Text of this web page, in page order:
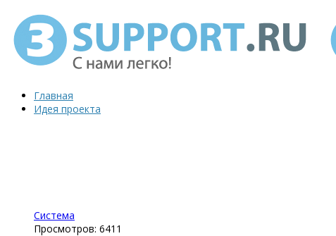
Главная
Идея проекта
Система
Просмотров: 6411